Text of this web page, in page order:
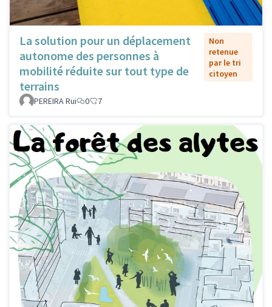
La solution pour un déplacement
autonome des personnes à
mobilité réduite sur tout type de
terrains
Non
retenue
par le tri
citoyen
PEREIRA Rui 0 7